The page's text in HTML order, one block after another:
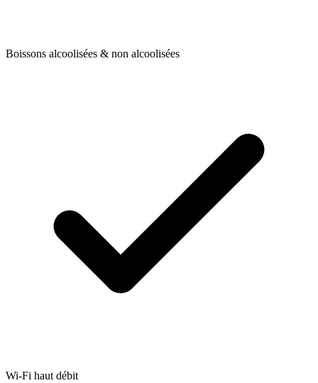
Boissons alcoolisées & non alcoolisées
Wi-Fi haut débit